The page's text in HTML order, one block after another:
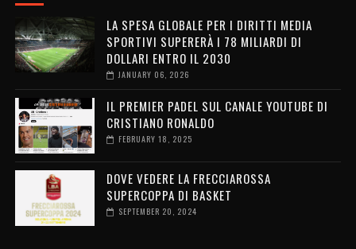
LA SPESA GLOBALE PER I DIRITTI MEDIA
SPORTIVI SUPERERÀ I 78 MILIARDI DI
DOLLARI ENTRO IL 2030
JANUARY 06, 2026
IL PREMIER PADEL SUL CANALE YOUTUBE DI
CRISTIANO RONALDO
FEBRUARY 18, 2025
DOVE VEDERE LA FRECCIAROSSA
SUPERCOPPA DI BASKET
SEPTEMBER 20, 2024